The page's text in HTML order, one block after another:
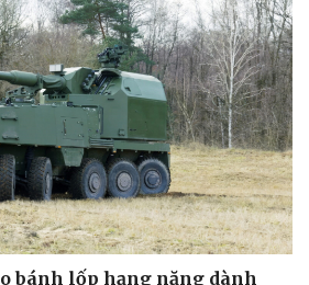
bánh lốp hạng nặng dành